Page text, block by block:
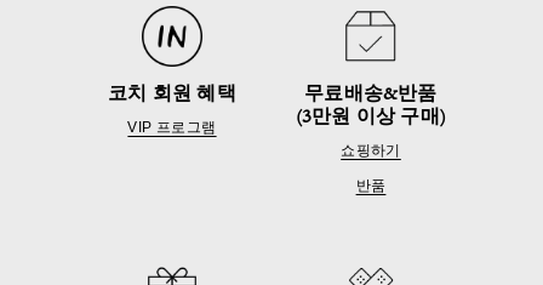
코치 회원 혜택
VIP 프로그램
무료배송&반품
(3만원 이상 구매)
쇼핑하기
반품